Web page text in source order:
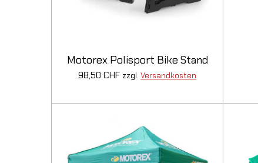
Motorex Polisport Bike Stand
98,50 CHF zzgl.Versandkosten